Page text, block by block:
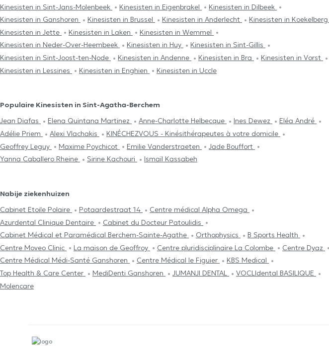
Kinesisten in Sint-Jans-Molenbeek
Kinesisten in Eigenbrakel
Kinesisten in Dilbeek
Kinesisten in Ganshoren
Kinesisten in Brussel Kinesisten in Anderlecht
Kinesisten in Koekelberg
Kinesisten in Jette
Kinesisten in Laken
Kinesisten in Wemmel
Kinesisten in Neder-Over-Heembeek
Kinesisten in Huy
Kinesisten in Sint-Gillis
Kinesisten in Sint-Joost-ten-Node
Kinesisten in Andenne Kinesisten in Bra
Kinesisten in Vorst
Kinesisten in Lessines
Kinesisten in Enghien Kinesisten in Uccle
Populaire Kinesisten in Sint-Agatha-Berchem
Jean Diafas
Elena Quintana Martinez Anne-Charlotte Helbecque Ines Dewez
Eléa André
Adélie Priem
Alexi Vlachakis
KINÉCHEZVOUS - Kinésithérapeutes à votre domicile
Geoffrey Leguy
Maxime Poychicot Emilie Vanderstraeten
Jade Bouffort
Yanna Caballero Rheine
Sirine Kachouri Ismaïl Kassabeh
Nabije ziekenhuizen
Cabinet Etoile Polaire
Potaardestraat 14
Centre médical Alpha Omega
Azurdental Clinique Dentaire
Cabinet du Docteur Patoulidis
Cabinet Médical et Paramédical Berchem-Sainte-Agathe
Orthophysics
B Sports Health
Centre Moveo Clinic
La maison de Geoffroy Centre pluridisciplinaire La Colombe
Centre Dyaz
Centre Médical Médi-Santé Ganshoren
Centre Médical le Figuier
KBS Medical
Top Health & Care Center
MediDenti Ganshoren JUMANJI DENTAL
VOCLIdental BASILIQUE
Molencare